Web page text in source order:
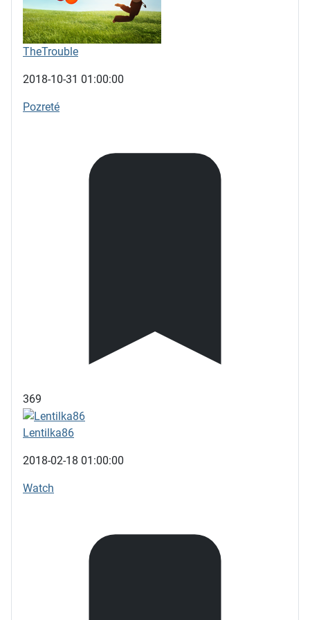
TheTrouble
2018-10-31 01:00:00
Pozreté
369
Lentilka86
2018-02-18 01:00:00
Watch